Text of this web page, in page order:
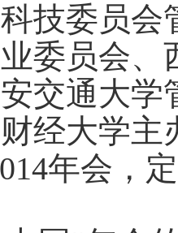
技委员会
委员会、
交通大
经大学主
年会，